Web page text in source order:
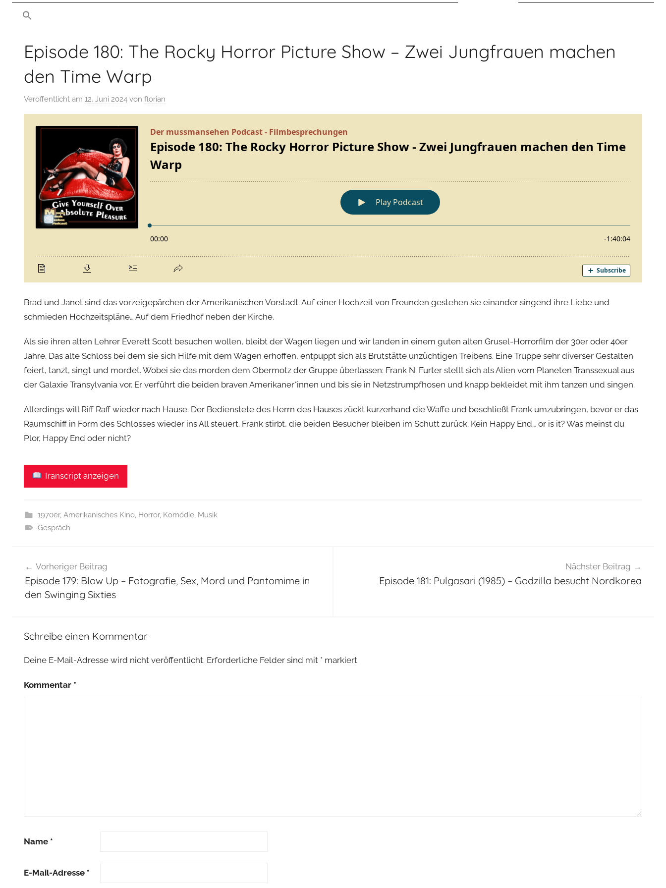
man
sehen
Film-
Podcast
mussmansehen.de
Episode 180: The Rocky Horror Picture Show – Zwei Jungfrauen machen
den Time Warp
Veröffentlicht am 12. Juni 2024 von florian
Brad und Janet sind das vorzeigepärchen der Amerikanischen Vorstadt. Auf einer Hochzeit von Freunden gestehen sie einander singend ihre Liebe und
schmieden Hochzeitspläne… Auf dem Friedhof neben der Kirche.
Als sie ihren alten Lehrer Everett Scott besuchen wollen, bleibt der Wagen liegen und wir landen in einem guten alten Grusel-Horrorfilm der 30er oder 40er
Jahre. Das alte Schloss bei dem sie sich Hilfe mit dem Wagen erhoffen, entpuppt sich als Brutstätte unzüchtigen Treibens. Eine Truppe sehr diverser Gestalten
feiert, tanzt, singt und mordet. Wobei sie das morden dem Obermotz der Gruppe überlassen: Frank N. Furter stellt sich als Alien vom Planeten Transsexual aus
der Galaxie Transylvania vor. Er verführt die beiden braven Amerikaner*innen und bis sie in Netzstrumpfhosen und knapp bekleidet mit ihm tanzen und singen.
Allerdings will Riff Raff wieder nach Hause. Der Bedienstete des Herrn des Hauses zückt kurzerhand die Waffe und beschließt Frank umzubringen, bevor er das
Raumschiff in Form des Schlosses wieder ins All steuert. Frank stirbt, die beiden Besucher bleiben im Schutt zurück. Kein Happy End… or is it? Was meinst du
Plor, Happy End oder nicht?
Transcript anzeigen
1970er, Amerikanisches Kino, Horror, Komödie, Musik
Gespräch
Vorheriger Beitrag
Episode 179: Blow Up – Fotografie, Sex, Mord und Pantomime in
den Swinging Sixties
Nächster Beitrag
Episode 181: Pulgasari (1985) – Godzilla besucht Nordkorea
Schreibe einen Kommentar
Deine E-Mail-Adresse wird nicht veröffentlicht. Erforderliche Felder sind mit * markiert
Kommentar *
Name *
E-Mail-Adresse *